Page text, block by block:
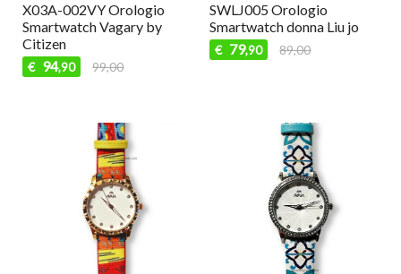
X03A-002VY Orologio
Smartwatch Vagary by
Citizen
€ 94,90 99,00
SWLJ005 Orologio
Smartwatch donna Liu jo
€ 79,90 89,00